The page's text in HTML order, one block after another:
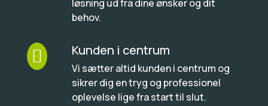
løsning ud fra dine ønsker og dit
behov.
 Kunden i centrum
Vi sætter altid kunden i centrum og
sikrer dig en tryg og professionel
oplevelse lige fra start til slut.